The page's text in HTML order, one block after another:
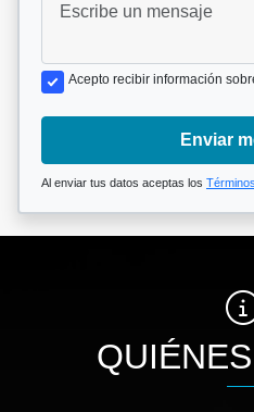
Acepto recibir información
Enviar
Al enviar tus datos aceptas los